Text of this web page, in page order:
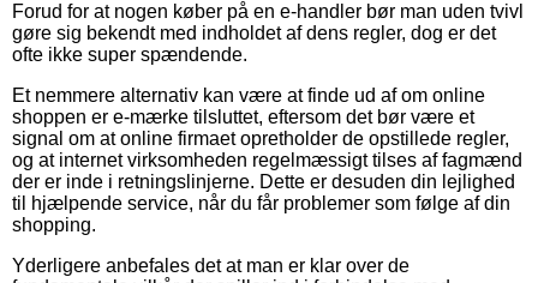
Forud for at nogen køber på en e-handler bør man uden tvivl
gøre sig bekendt med indholdet af dens regler, dog er det
ofte ikke super spændende.
Et nemmere alternativ kan være at finde ud af om online
shoppen er e-mærke tilsluttet, eftersom det bør være et
signal om at online firmaet opretholder de opstillede regler,
og at internet virksomheden regelmæssigt tilses af fagmænd
der er inde i retningslinjerne. Dette er desuden din lejlighed
til hjælpende service, når du får problemer som følge af din
shopping.
Yderligere anbefales det at man er klar over de